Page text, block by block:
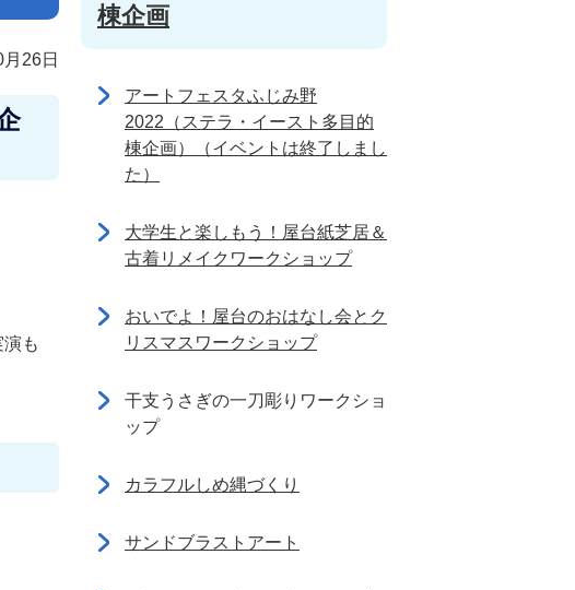
26日
も
棟企画
アートフェスタふじみ野
2022（ステラ・イースト多目的
棟企画）（イベントは終了しまし
た）
大学生と楽しもう！屋台紙芝居＆
古着リメイクワークショップ
おいでよ！屋台のおはなし会とク
リスマスワークショップ
干支うさぎの一刀彫りワークショ
ップ
カラフルしめ縄づくり
サンドブラストアート